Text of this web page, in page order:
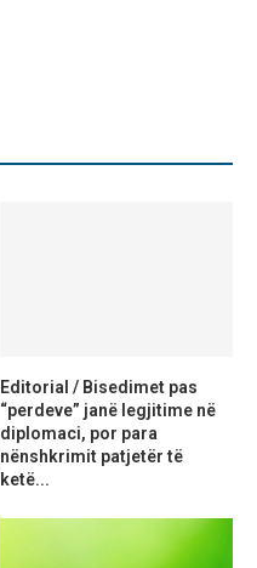
Editorial / Bisedimet pas
“perdeve” janë legjitime në
diplomaci, por para
nënshkrimit patjetër të
ketë...